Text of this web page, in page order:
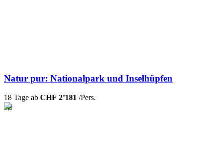
Natur pur: Nationalpark und Inselhüpfen
18 Tage ab CHF 2’181 /Pers.